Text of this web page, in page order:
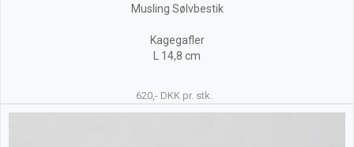
Musling Sølvbestik
Kagegafler
L 14,8 cm
620,- DKK pr. stk.